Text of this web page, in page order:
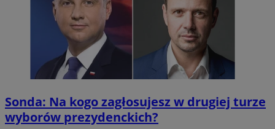
Sonda: Na kogo zagłosujesz w drugiej turze
wyborów prezydenckich?